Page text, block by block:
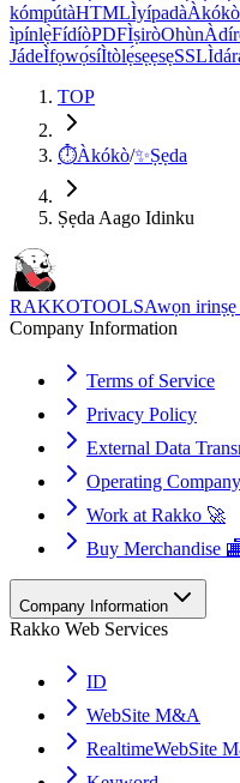
kómpútàHTMLÌyípadàÀkókò
ìpínlẹ̀FídíòPDFÌṣiròOhùn
JádeÌfọwọ́síÌtòlẹ́sẹẹsẹSSL
TOP
⏱️Àkókò/✨Ṣẹda
Ṣẹda Aago Idinku
RAKKOTOOLSAwọn
Company Information
Terms of Service
Privacy Policy
External Data
Operating Company
Work at Rakko 🚀
Buy Merchandise
Company Information
Rakko Web Services
ID
WebSite M&A
RealtimeWebSite